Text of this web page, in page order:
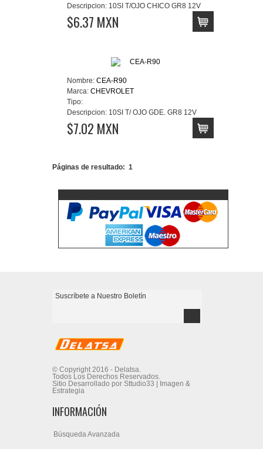
Descripcion: 10SI T/OJO CHICO GR8 12V
$6.37 MXN
Nombre: CEA-R90
Marca: CHEVROLET
Tipo:
Descripcion: 10SI T/ OJO GDE. GR8 12V
$7.02 MXN
Páginas de resultado: 1
© Copyright 2016 - Delatsa.
Todos Los Derechos Reservados.
Sitio Desarrollado por Sttudio33 | Imagen &
Estrategia
INFORMACIÓN
Búsqueda Avanzada